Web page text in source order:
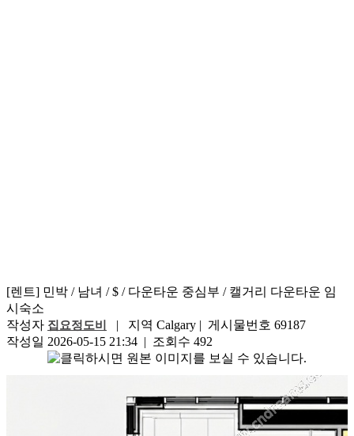
[렌트] 민박 / 남녀 / $ / 다운타운 중심부 / 캘거리 다운타운 임
시숙소
작성자 집요정도비
| 지역 Calgary | 게시물번호 69187
작성일 2026-05-15 21:34 | 조회수 492